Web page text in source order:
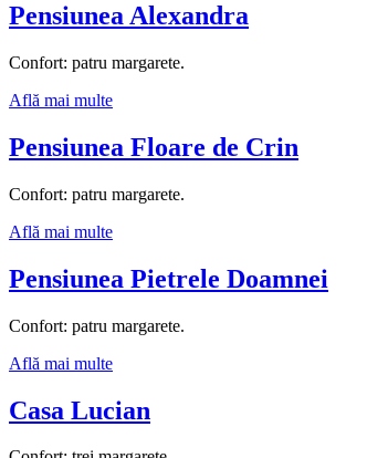
Pensiunea Alexandra
Confort: patru margarete.
Află mai multe
Pensiunea Floare de Crin
Confort: patru margarete.
Află mai multe
Pensiunea Pietrele Doamnei
Confort: patru margarete.
Află mai multe
Casa Lucian